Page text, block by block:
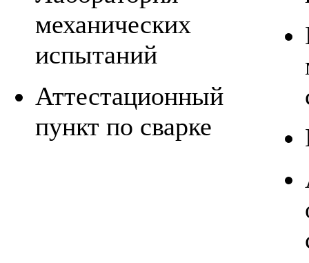
механических
испытаний
Аттестационный
пункт по сварке